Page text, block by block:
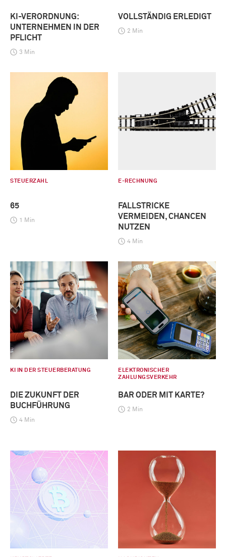
KI-VERORDNUNG:
UNTERNEHMEN IN DER
PFLICHT
3 Min
VOLLSTÄNDIG ERLEDIGT
2 Min
STEUERZAHL
65
1 Min
E-RECHNUNG
FALLSTRICKE
VERMEIDEN, CHANCEN
NUTZEN
4 Min
KI IN DER STEUERBERATUNG
DIE ZUKUNFT DER
BUCHFÜHRUNG
4 Min
ELEKTRONISCHER
ZAHLUNGSVERKEHR
BAR ODER MIT KARTE?
2 Min